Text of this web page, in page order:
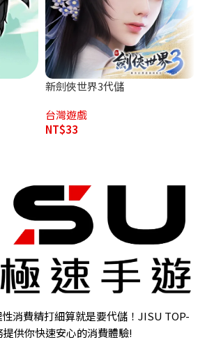
新劍俠世界3代儲
台灣遊戲
NT$33
消費精打細算就是要代儲！JISU TOP-
提供你快速安心的消費體驗!